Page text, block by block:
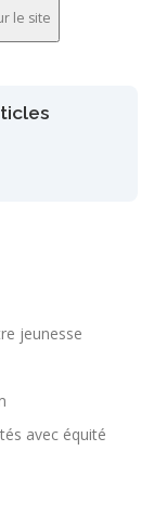
le site
jeunesse
avec équité